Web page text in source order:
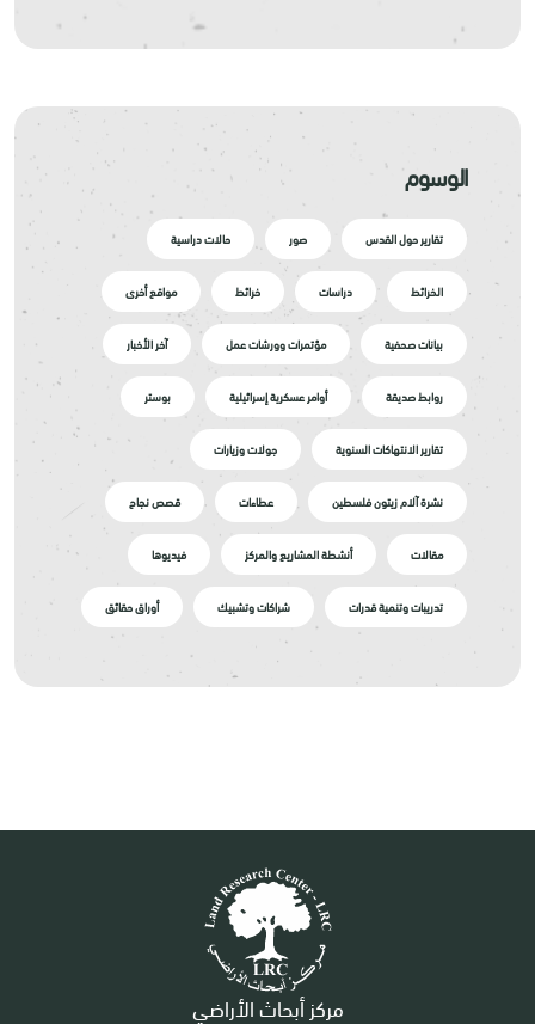
الوسوم
تقارير حول القدس صور حالات دراسية
الخرائط دراسات خرائط مواقع أخرى
بيانات صحفية مؤتمرات وورشات عمل آخر الأخبار
روابط صديقة أوامر عسكرية إسرائيلية بوستر
تقارير الانتهاكات السنوية جولات وزيارات
نشرة آلام زيتون فلسطين عطاءات قصص نجاح
مقالات أنشطة المشاريع والمركز فيديوها
تدريبات وتنمية قدرات شراكات وتشبيك أوراق حقائق
مركز أبحاث الأراضي